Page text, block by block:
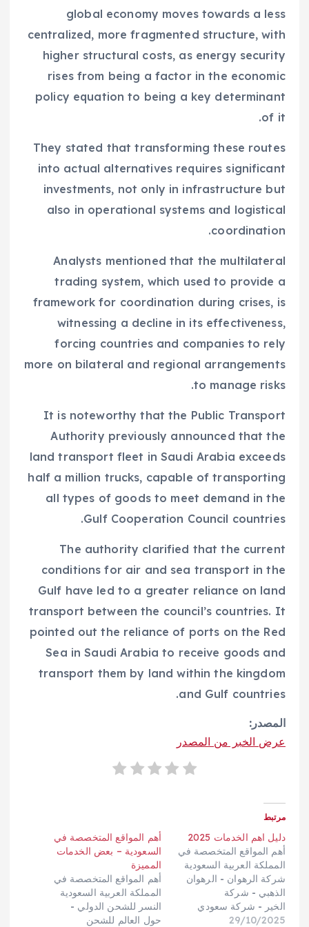
global economy moves towards a less
centralized, more fragmented structure, with
higher structural costs, as energy security
rises from being a factor in the economic
policy equation to being a key determinant
of it.
They stated that transforming these routes
into actual alternatives requires significant
investments, not only in infrastructure but
also in operational systems and logistical
coordination.
Analysts mentioned that the multilateral
trading system, which used to provide a
framework for coordination during crises, is
witnessing a decline in its effectiveness,
forcing countries and companies to rely
more on bilateral and regional arrangements
to manage risks.
It is noteworthy that the Public Transport
Authority previously announced that the
land transport fleet in Saudi Arabia exceeds
half a million trucks, capable of transporting
all types of goods to meet demand in the
Gulf Cooperation Council countries.
The authority clarified that the current
conditions for air and sea transport in the
Gulf have led to a greater reliance on land
transport between the council’s countries. It
pointed out the reliance of ports on the Red
Sea in Saudi Arabia to receive goods and
transport them by land within the kingdom
and Gulf countries.
المصدر:
عرض الخبر من المصدر
مرتبط
دليل اهم الخدمات 2025
أهم المواقع المتخصصة في
المملكة العربية السعودية
شركة الرهوان - الرهوان
الذهبي - شركة
الخير - شركة سعودي
كارجو - مؤسسة
29/10/2025
أهم المواقع المتخصصة في
السعودية – بعض الخدمات
المميزة
أهم المواقع المتخصصة في
المملكة العربية السعودية
النسر للشحن الدولي -
حول العالم للشحن